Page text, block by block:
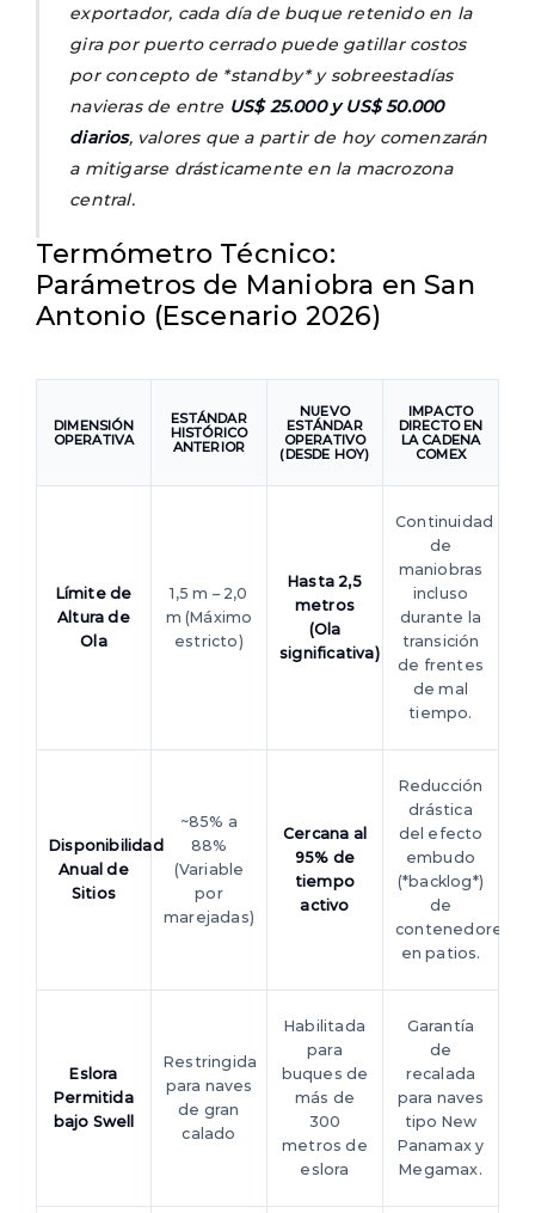
exportador, cada día de buque retenido en la
gira por puerto cerrado puede gatillar costos
por concepto de *standby* y sobreestadías
navieras de entre US$ 25.000 y US$ 50.000
diarios, valores que a partir de hoy comenzarán
a mitigarse drásticamente en la macrozona
central.
Termómetro Técnico:
Parámetros de Maniobra en San
Antonio (Escenario 2026)
DIMENSIÓN
OPERATIVA
ESTÁNDAR
HISTÓRICO
ANTERIOR
NUEVO
ESTÁNDAR
OPERATIVO
(DESDE HOY)
IMPACTO
DIRECTO EN
LA CADENA
COMEX
Límite de
Altura de
Ola
1,5 m – 2,0
m (Máximo
estricto)
Hasta 2,5
metros
(Ola
significativa)
Continuidad
de
maniobras
incluso
durante la
transición
de frentes
de mal
tiempo.
Disponibilidad
Anual de
Sitios
~85% a
88%
(Variable
por
marejadas)
Cercana al
95% de
tiempo
activo
Reducción
drástica
del efecto
embudo
(*backlog*)
de
contenedores
en patios.
Eslora
Permitida
bajo Swell
Restringida
para naves
de gran
calado
Habilitada
para
buques de
más de
300
metros de
eslora
Garantía
de
recalada
para naves
tipo New
Panamax y
Megamax.